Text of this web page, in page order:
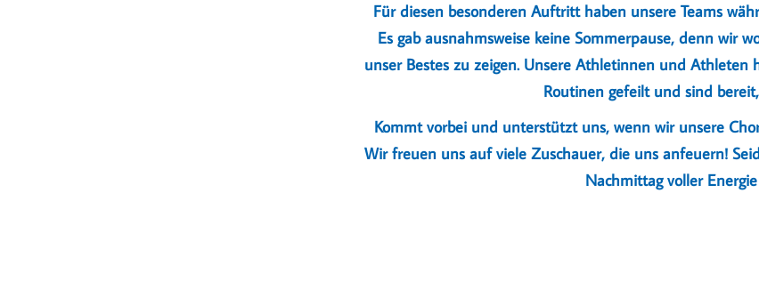
Für diesen besonderen Auftritt haben unsere Teams
Es gab ausnahmsweise keine Sommerpause, denn wir
unser Bestes zu zeigen. Unsere Athletinnen und
Routinen gefeilt und sind
Kommt vorbei und unterstützt uns, wenn wir unsere
Wir freuen uns auf viele Zuschauer, die uns anfeuern!
Nachmittag voller